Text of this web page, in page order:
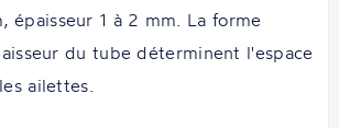
épaisseur 1 à 2 mm. La forme
du tube déterminent l'espace
ailettes.